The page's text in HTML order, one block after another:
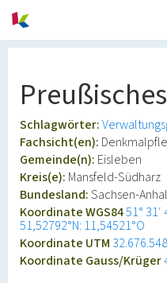
Schlagwörter:
Fachsicht(en):
Gemeinde(n): Eisleben
Kreis(e): Mansfeld-Südharz
Bundesland:Sachsen-
Koordinate WGS8451° 31′
51,52792°N: 11,54521°O
Koordinate UTM
Koordinate Gauss/Krüger